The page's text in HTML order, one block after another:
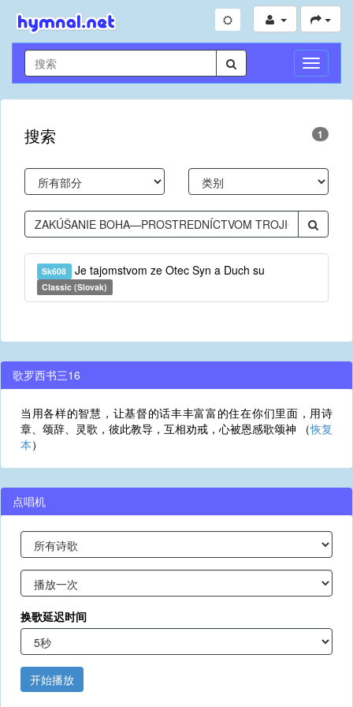
切
换
导
搜索 1
Sk608 Je tajomstvom ze Otec Syn a Duch su
Classic (Slovak)
歌罗西书三16
当用各样的智慧，让基督的话丰丰富富的住在你们里面，用诗
章、颂辞、灵歌，彼此教导，互相劝戒，心被恩感歌颂神 （恢复
本）
点唱机
换歌延迟时间
开始播放